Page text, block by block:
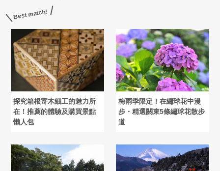
Best match!
探究箱根寄木細工的魅力所
在！推薦的體驗及購買景點
懶人包
梅雨季限定！在繡球花中漫
步・精選關東5條繡球花散步
道